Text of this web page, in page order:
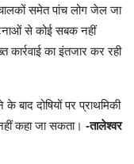
समेत पांच लोग जेल जा
से कोई सबक नहीं
का इंतजार कर रही
बाद दोषियों पर प्राथमिकी
कहा जा सकता। -तालेश्वर